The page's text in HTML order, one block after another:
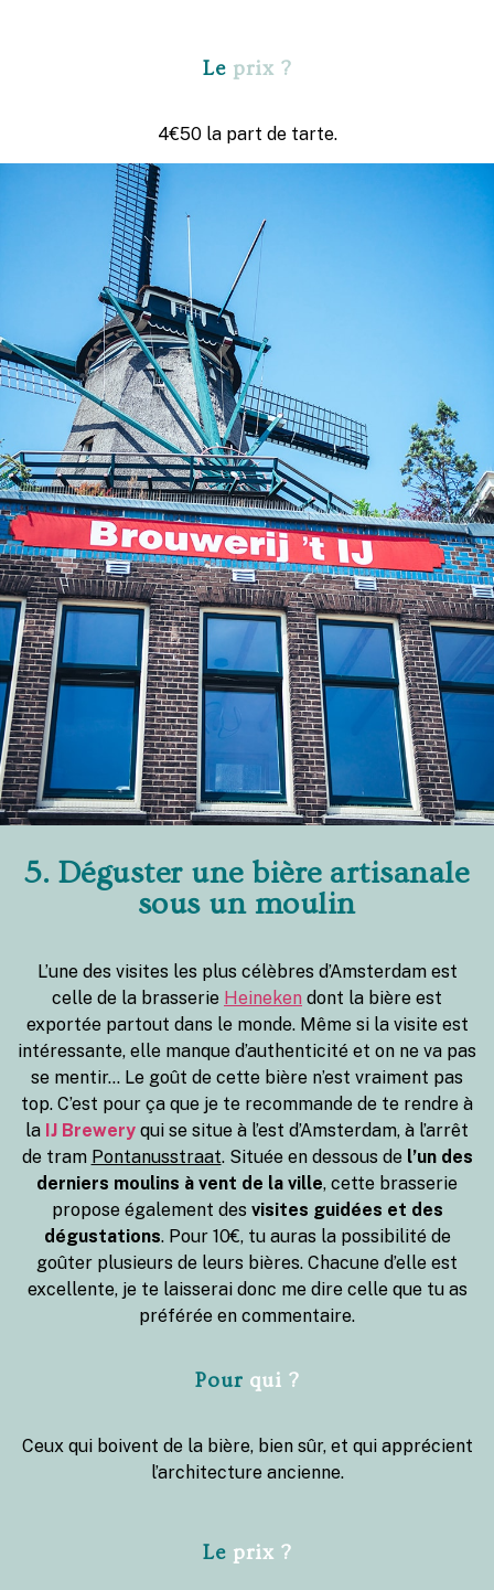
Le prix ?
4€50 la part de tarte.
5. Déguster une bière artisanale
sous un moulin
L’une des visites les plus célèbres d’Amsterdam est
celle de la brasserie Heineken dont la bière est
exportée partout dans le monde. Même si la visite est
intéressante, elle manque d’authenticité et on ne va pas
se mentir… Le goût de cette bière n’est vraiment pas
top. C’est pour ça que je te recommande de te rendre à
la IJ Brewery qui se situe à l’est d’Amsterdam, à l’arrêt
de tram Pontanusstraat. Située en dessous del’un des
derniers moulins à vent de la ville, cette brasserie
propose également des visites guidées et des
dégustations. Pour 10€, tu auras la possibilité de
goûter plusieurs de leurs bières. Chacune d’elle est
excellente, je te laisserai donc me dire celle que tu as
préférée en commentaire.
Pour qui ?
Ceux qui boivent de la bière, bien sûr, et qui apprécient
l’architecture ancienne.
Le prix ?